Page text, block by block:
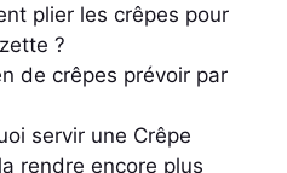
plier les crêpes pour
?
de crêpes prévoir par
servir une Crêpe
rendre encore plus